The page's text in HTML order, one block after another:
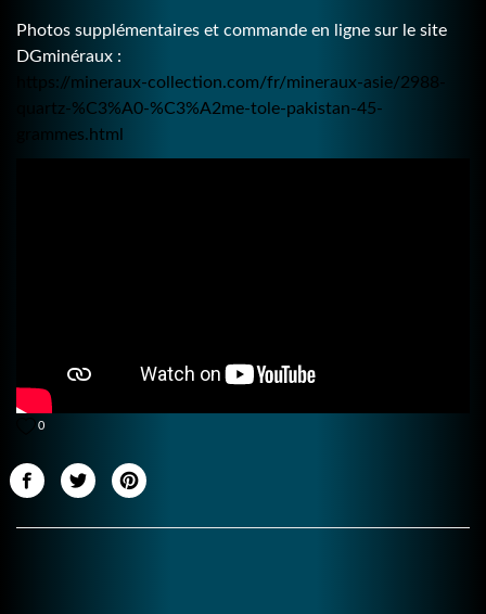
Photos supplémentaires et commande en ligne sur le site
DGminéraux :
https://mineraux-collection.com/fr/mineraux-asie/2988-
quartz-%C3%A0-%C3%A2me-tole-pakistan-45-
grammes.html
0